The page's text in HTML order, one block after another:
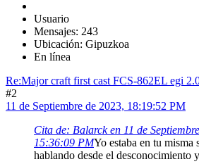
Usuario
Mensajes: 243
Ubicación: Gipuzkoa
En línea
Re:Major craft first cast FCS-862EL egi
#2
11 de Septiembre de 2023, 18:19:52 PM
Cita de: Balarck en 11 de
15:36:09 PMYo estaba en tu misma
hablando desde el desconocimiento